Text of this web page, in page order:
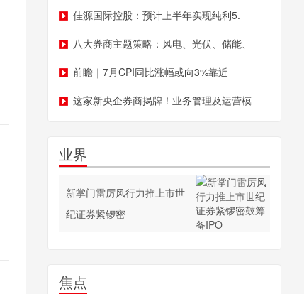
佳源国际控股：预计上半年实现纯利5.
八大券商主题策略：风电、光伏、储能、
前瞻｜7月CPI同比涨幅或向3%靠近
这家新央企券商揭牌！业务管理及运营模
业界
新掌门雷厉风行力推上市世
纪证券紧锣密
焦点